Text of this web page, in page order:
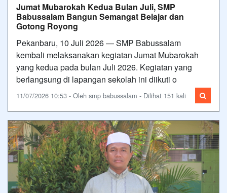
Jumat Mubarokah Kedua Bulan Juli, SMP
Babussalam Bangun Semangat Belajar dan
Gotong Royong
Pekanbaru, 10 Juli 2026 — SMP Babussalam
kembali melaksanakan kegiatan Jumat Mubarokah
yang kedua pada bulan Juli 2026. Kegiatan yang
berlangsung di lapangan sekolah ini diikuti o
11/07/2026 10:53 - Oleh smp babussalam - Dilihat 151 kali